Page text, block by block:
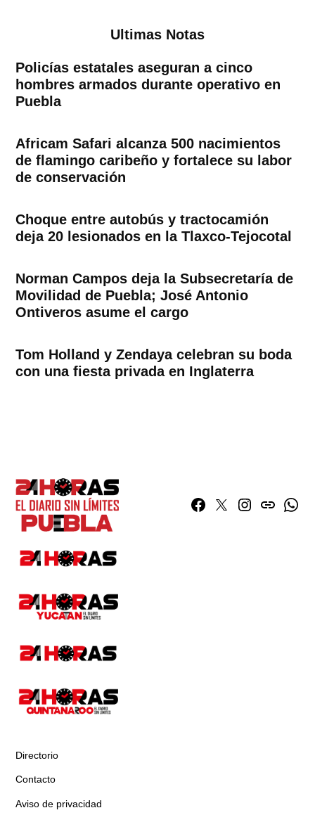
Ultimas Notas
Policías estatales aseguran a cinco
hombres armados durante operativo en
Puebla
Africam Safari alcanza 500 nacimientos
de flamingo caribeño y fortalece su labor
de conservación
Choque entre autobús y tractocamión
deja 20 lesionados en la Tlaxco-Tejocotal
Norman Campos deja la Subsecretaría de
Movilidad de Puebla; José Antonio
Ontiveros asume el cargo
Tom Holland y Zendaya celebran su boda
con una fiesta privada en Inglaterra
Facebook
TwitterInstagram
issuu
Directorio
Contacto
Aviso de privacidad